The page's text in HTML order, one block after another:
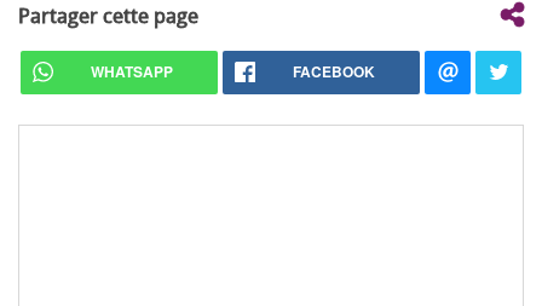
Partager cette page
WHATSAPP FACEBOOK